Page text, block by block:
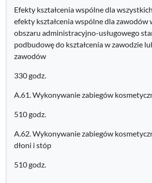
Efekty kształcenia wspólne dla
efekty kształcenia wspólne dla zawodów
obszaru administracyjno-usługowego
podbudowę do kształcenia w zawodzie
zawodów
330 godz.
A.61. Wykonywanie zabiegów
510 godz.
A.62. Wykonywanie zabiegów
dłoni i stóp
510 godz.